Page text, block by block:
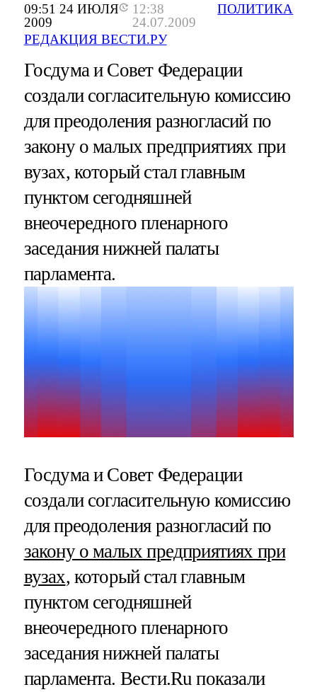
09:51 24 ИЮЛЯ
2009
12:38
24.07.2009
РЕДАКЦИЯ ВЕСТИ.РУ
ПОЛИТИКА
Госдума и Совет Федерации
создали согласительную комиссию
для преодоления разногласий по
закону о малых предприятиях при
вузах, который стал главным
пунктом сегодняшней
внеочередного пленарного
заседания нижней палаты
парламента.
Госдума и Совет Федерации
создали согласительную комиссию
для преодоления разногласий по
закону о малых предприятиях при
вузах, который стал главным
пунктом сегодняшней
внеочередного пленарного
заседания нижней палаты
парламента. Вести.Ru показали